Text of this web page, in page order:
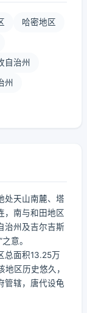
哈密地区
自治州
州
处天山南麓、塔
，南与和田地区
治州及吉尔吉斯
意。
总面积13.25万
区历史悠久，
管辖，唐代设龟